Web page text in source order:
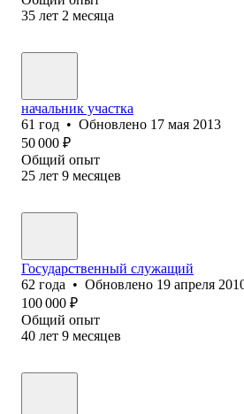
35 лет 2 месяца
начальник участка
61 год • Обновлено 17 мая 2013
50 000 ₽
Общий опыт
25 лет 9 месяцев
Государственный служащий
62 года • Обновлено 19 апреля
100 000 ₽
Общий опыт
40 лет 9 месяцев